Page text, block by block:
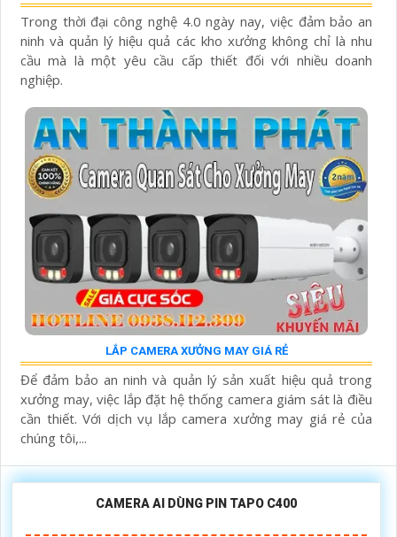
Trong thời đại công nghệ 4.0 ngày nay, việc đảm bảo an
ninh và quản lý hiệu quả các kho xưởng không chỉ là nhu
cầu mà là một yêu cầu cấp thiết đối với nhiều doanh
nghiệp.
LẮP CAMERA XƯỞNG MAY GIÁ RẺ
Để đảm bảo an ninh và quản lý sản xuất hiệu quả trong
xưởng may, việc lắp đặt hệ thống camera giám sát là điều
cần thiết. Với dịch vụ lắp camera xưởng may giá rẻ của
chúng tôi,...
CAMERA AI DÙNG PIN TAPO C400